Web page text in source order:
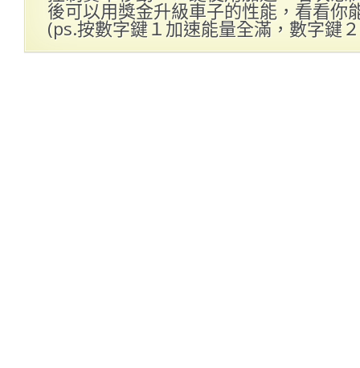
後可以用獎金升級車子的性能，看看你
(ps.按數字鍵１加速能量全滿，數字鍵